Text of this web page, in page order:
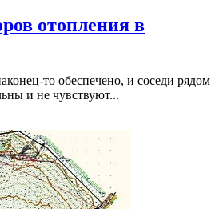
отопления в
то обеспечено, и соседи рядом
и не чувствуют...